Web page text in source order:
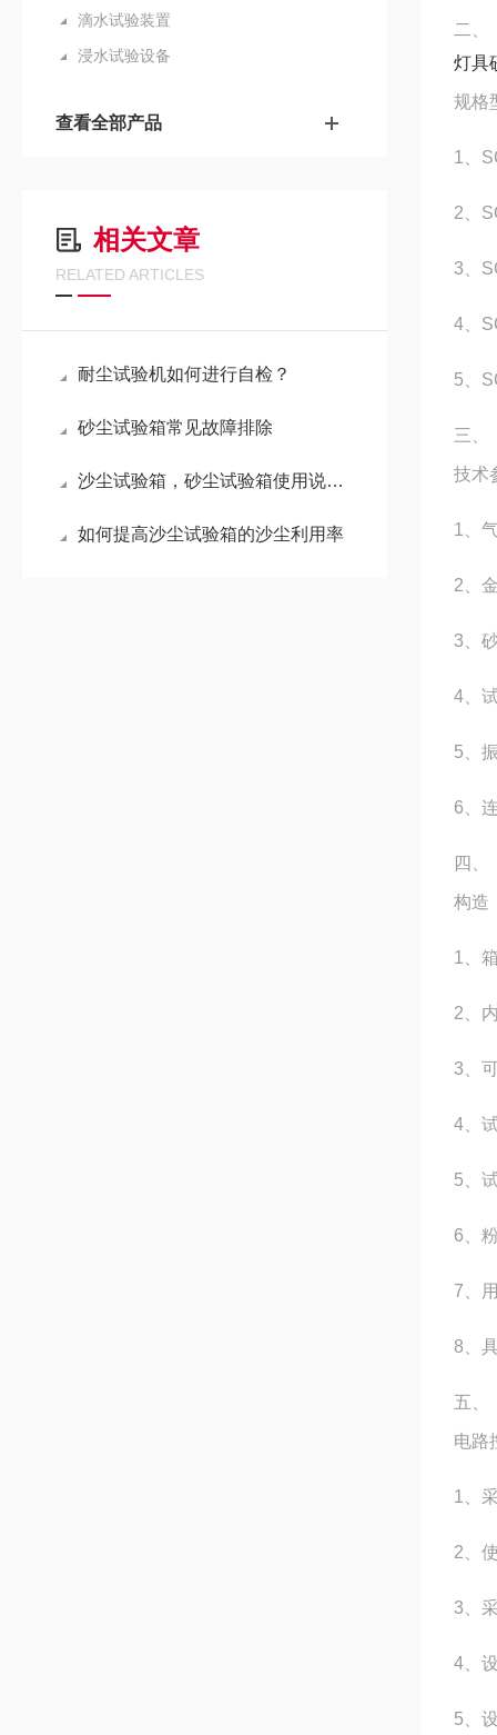
滴水试验装置
浸水试验设备
查看全部产品
相关文章
RELATED ARTICLES
耐尘试验机如何进行自检？
砂尘试验箱常见故障排除
沙尘试验箱，砂尘试验箱使用说明书
如何提高沙尘试验箱的沙尘利用率
二、
灯具
规格
1、
2、
3、
4、
5、
三、
技术
1、
2、
3、
4、
5、
6、
四、
构造
1、
2、
3、
4、
5、
6、
7、
8、
五、
电路
1、
2、
3、
4、
5、